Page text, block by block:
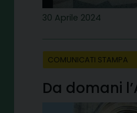
30 Aprile 2024
COMUNICATI STAMPA
Da domani